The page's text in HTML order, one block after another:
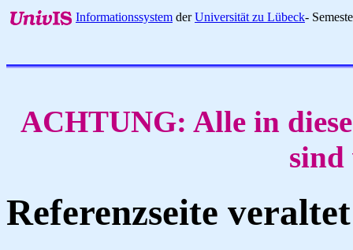
Informationssystem derUniversität zu Lübeck-
ACHTUNG: Alle in
Referenzseite veraltet